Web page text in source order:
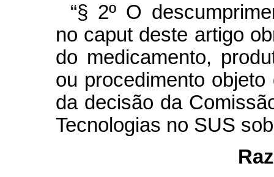
“§ 2º O
no caput deste artigo
do medicamento,
ou procedimento
da decisão da
Tecnologias no SUS